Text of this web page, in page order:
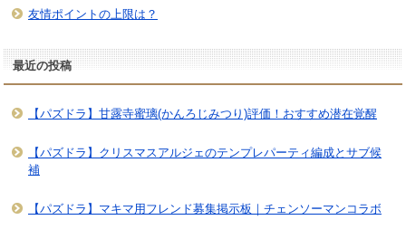
友情ポイントの上限は？
最近の投稿
【パズドラ】甘露寺蜜璃(かんろじみつり)評価！おすすめ潜在覚醒
【パズドラ】クリスマスアルジェのテンプレパーティ編成とサブ候
補
【パズドラ】マキマ用フレンド募集掲示板｜チェンソーマンコラボ